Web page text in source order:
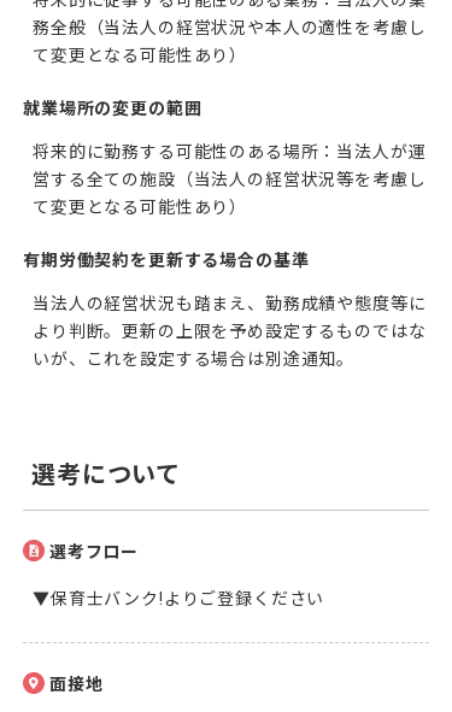
務全般（当法人の経営状況や本人の適性を考慮し
て変更となる可能性あり）
就業場所の変更の範囲
将来的に勤務する可能性のある場所：当法人が運
営する全ての施設（当法人の経営状況等を考慮し
て変更となる可能性あり）
有期労働契約を更新する場合の基準
当法人の経営状況も踏まえ、勤務成績や態度等に
より判断。更新の上限を予め設定するものではな
いが、これを設定する場合は別途通知。
選考について
選考フロー
▼保育士バンク!よりご登録ください
面接地